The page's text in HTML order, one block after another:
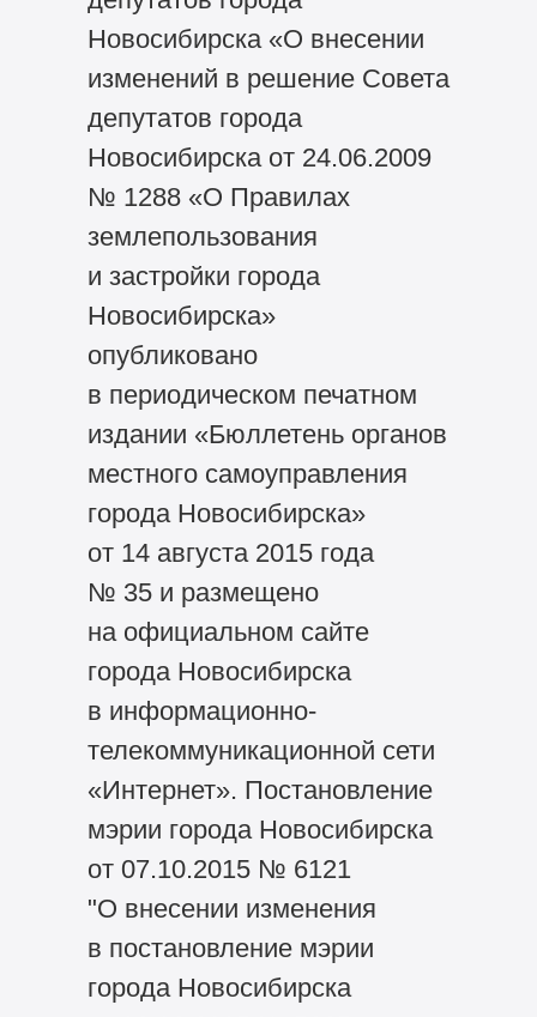
Новосибирска «О внесении
изменений в решение Совета
депутатов города
Новосибирска от 24.06.2009
№ 1288 «О Правилах
землепользования
и застройки города
Новосибирска»
опубликовано
в периодическом печатном
издании «Бюллетень органов
местного самоуправления
города Новосибирска»
от 14 августа 2015 года
№ 35 и размещено
на официальном сайте
города Новосибирска
в информационно-
телекоммуникационной сети
«Интернет». Постановление
мэрии города Новосибирска
от 07.10.2015 № 6121
"О внесении изменения
в постановление мэрии
города Новосибирска